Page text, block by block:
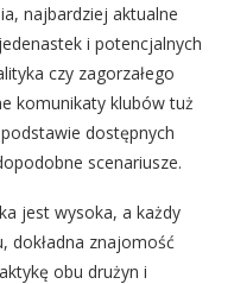
najbardziej aktualne
i potencjalnych
czy zagorzałego
komunikaty klubów tuż
dostępnych
scenariusze.
jest wysoka, a każdy
dokładna znajomość
obu drużyn i